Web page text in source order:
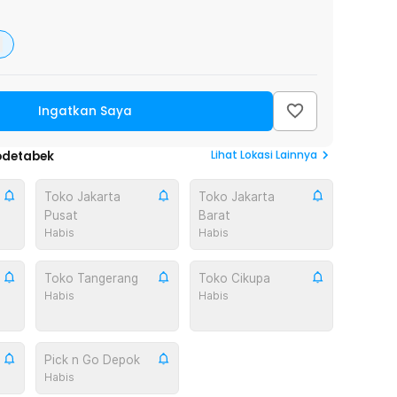
Ingatkan Saya
Lihat Lokasi Lainnya
Toko Jakarta
Pusat
Habis
Toko Jakarta
Barat
Habis
Toko Tangerang
Habis
Toko Cikupa
Habis
Pick n Go Depok
Habis